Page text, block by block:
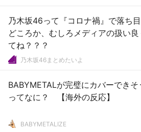
乃木坂46って『コロナ禍』で落ち
どころか、むしろメディアの扱い良
てね？？？
乃木坂46まとめたいよ
BABYMETALが完璧にカバーできそ
ってなに？ 【海外の反応】
BABYMETALIZE